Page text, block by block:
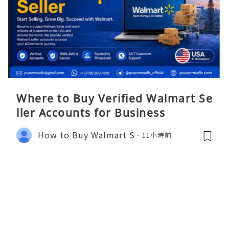
Where to Buy Verified Walmart Se
ller Accounts for Business
How to Buy Walmart S 11小時前